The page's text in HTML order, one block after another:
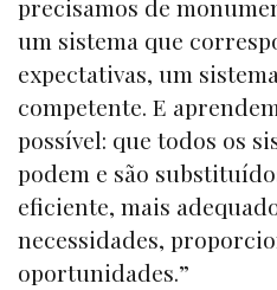
precisamos de
um sistema que
expectativas, um
competente. E
possível: que todos os
podem e são
eficiente, mais
necessidades,
oportunidades.”